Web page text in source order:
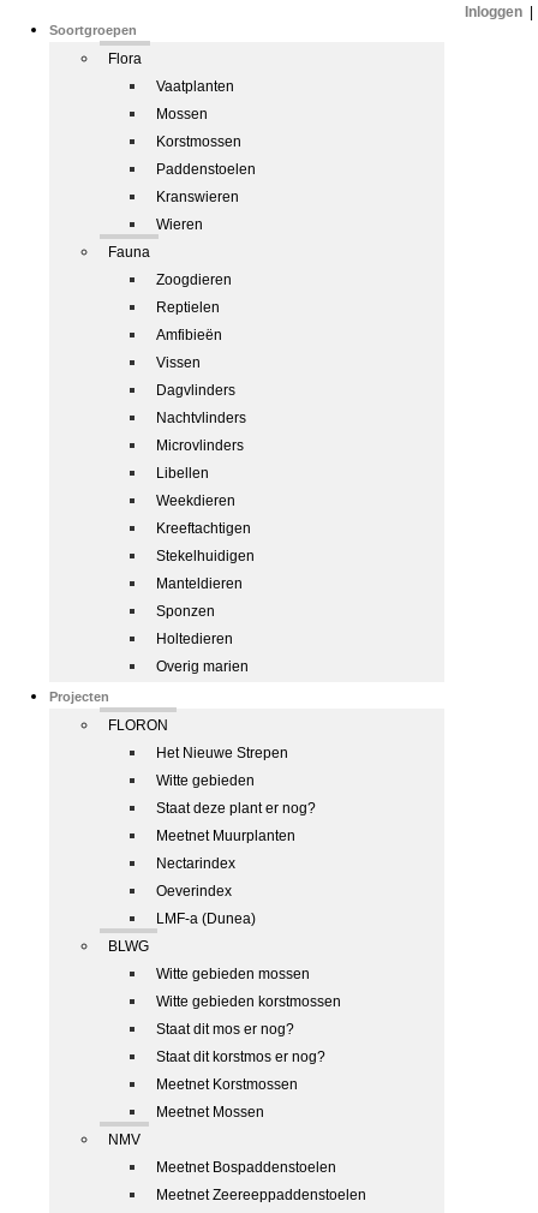
Soortgroepen
Flora
Vaatplanten
Mossen
Korstmossen
Paddenstoelen
Kranswieren
Wieren
Fauna
Zoogdieren
Reptielen
Amfibieën
Vissen
Dagvlinders
Nachtvlinders
Microvlinders
Libellen
Weekdieren
Kreeftachtigen
Stekelhuidigen
Manteldieren
Sponzen
Holtedieren
Overig marien
Projecten
FLORON
Het Nieuwe Strepen
Witte gebieden
Staat deze plant er nog?
Meetnet Muurplanten
Nectarindex
Oeverindex
LMF-a (Dunea)
BLWG
Witte gebieden mossen
Witte gebieden korstmossen
Staat dit mos er nog?
Staat dit korstmos er nog?
Meetnet Korstmossen
Meetnet Mossen
NMV
Meetnet Bospaddenstoelen
Meetnet Zeereeppaddenstoelen
Inloggen